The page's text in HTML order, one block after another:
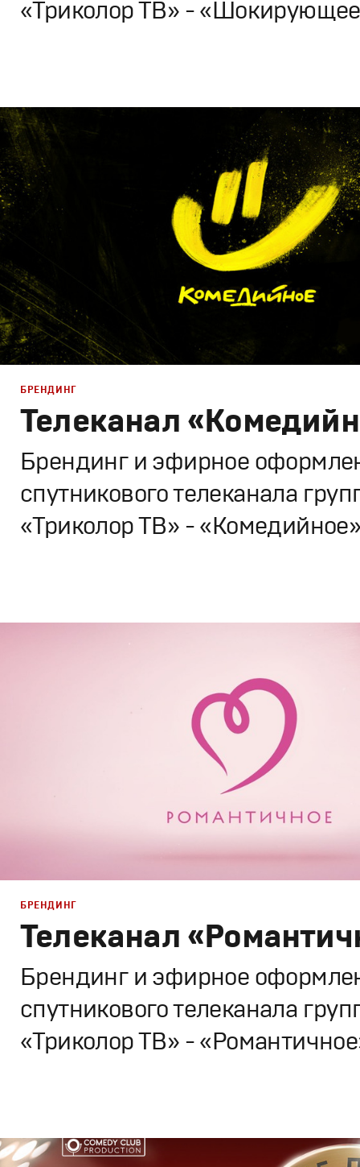
«Триколор ТВ» -
Брендинг
Брендинг телеканалов Графический дизайн ,Моушн-
Телеканал
Брендинг и эфирное
спутникового телеканала
«Триколор ТВ» -
БРЕНДИНГ
Телеканал
Брендинг и эфирное
спутникового телеканала
«Триколор ТВ» -
Брендинг ,Дизайн
БРЕНДИНГ